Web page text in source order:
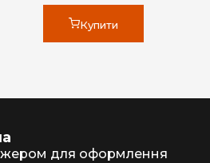
Купити
для оформлення